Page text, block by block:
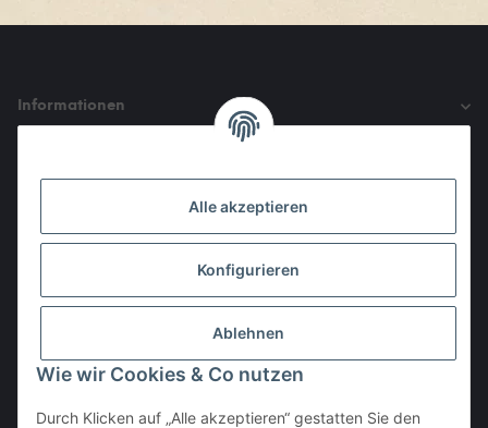
Informationen
Alle akzeptieren
Konfigurieren
Ablehnen
Wie wir Cookies & Co nutzen
Durch Klicken auf „Alle akzeptieren“ gestatten Sie den